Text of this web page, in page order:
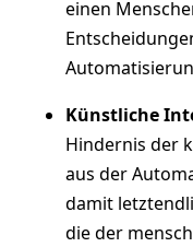
einen
Künstliche
Hindernis der
aus der
damit
die der